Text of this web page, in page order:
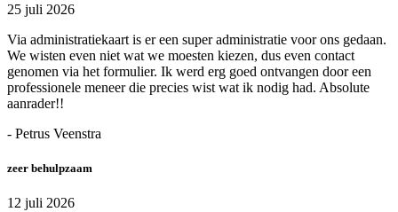
25 juli 2026
Via administratiekaart is er een super administratie voor ons gedaan.
We wisten even niet wat we moesten kiezen, dus even contact
genomen via het formulier. Ik werd erg goed ontvangen door een
professionele meneer die precies wist wat ik nodig had. Absolute
aanrader!!
- Petrus Veenstra
zeer behulpzaam
12 juli 2026